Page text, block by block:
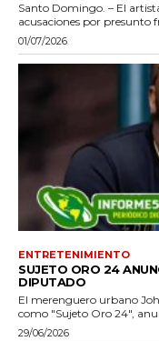
Santo Domingo. – El
acusaciones por presunto
01/07/2026
ENTRETENIMIENTO
SUJETO ORO 24
DIPUTADO
El merenguero urbano
como "Sujeto Oro 24",
29/06/2026